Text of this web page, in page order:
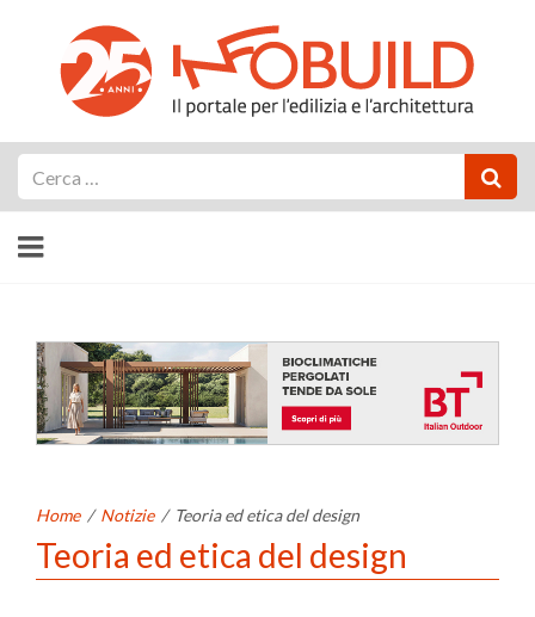
Home / Notizie / Teoria ed etica del design
Teoria ed etica del design